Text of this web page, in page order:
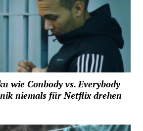
wie Conbody vs. Everybody
niemals für Netflix drehen